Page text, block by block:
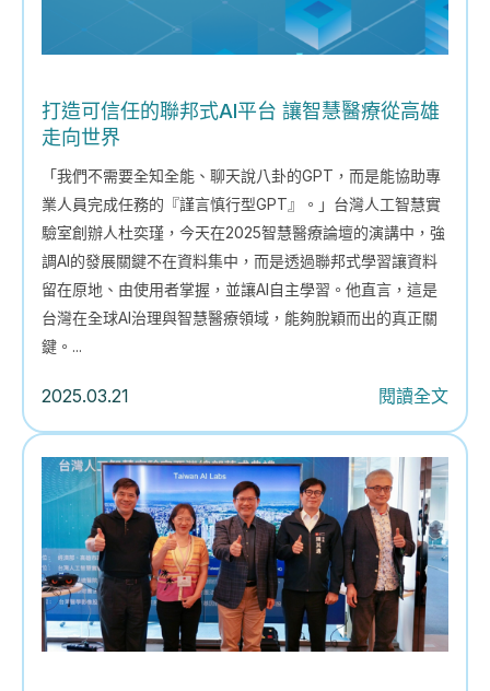
打造可信任的聯邦式AI平台 讓智慧醫療從高雄
走向世界
「我們不需要全知全能、聊天說八卦的GPT，而是能協助專
業人員完成任務的『謹言慎行型GPT』。」台灣人工智慧實
驗室創辦人杜奕瑾，今天在2025智慧醫療論壇的演講中，強
調AI的發展關鍵不在資料集中，而是透過聯邦式學習讓資料
留在原地、由使用者掌握，並讓AI自主學習。他直言，這是
台灣在全球AI治理與智慧醫療領域，能夠脫穎而出的真正關
鍵。...
2025.03.21 閱讀全文